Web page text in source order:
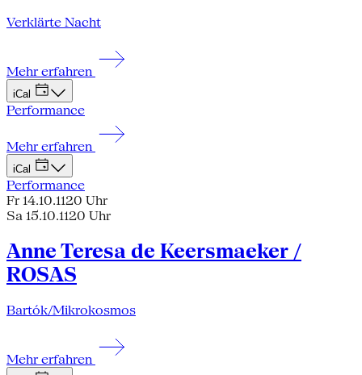
Verklärte Nacht
Mehr erfahren
iCal
Performance
Mehr erfahren
iCal
Performance
Fr 14.10.1120 Uhr
Sa 15.10.1120 Uhr
Anne Teresa de Keersmaeker /
ROSAS
Bartók/Mikrokosmos
Mehr erfahren